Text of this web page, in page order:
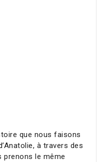
que nous faisons
à travers des
prenons le même